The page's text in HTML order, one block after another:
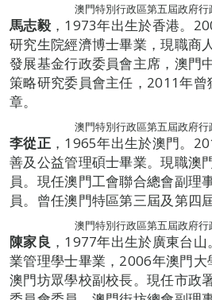
澳門特別行政區第五屆政府
馬志毅，1973年出生於香港。
研究生院經濟博士畢業，現職商
發展基金行政委員會主席，澳門
策略研究委員會主任，2011年曾
章。
澳門特別行政區第五屆政府
李從正，1965年出生於澳門。
善及公益管理碩士畢業。現職澳
員。現任澳門工會聯合總會副理
員。曾任澳門特區第三屆及第四
澳門特別行政區第五屆政府
陳家良 ，1977年出生於廣東台
業管理學士畢業，2006年澳門
澳門坊眾學校副校長。現任市政